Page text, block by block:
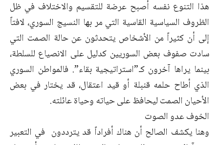
هذا التنوع نفسه أصبح عرضة للتقسيم والاختلاف في ظل
الظروف السياسية القاسية التي مر بها النسيج السوري، لافتاً
إلى أن كثيراً من الأشخاص يتحدثون عن حالة الصمت التي
سادت صفوف بعض السوريين كدليل على الانصياع للسلطة،
بينما يراها آخرون كـ”استراتيجية بقاء”. فالمواطن السوري
الذي أطاح حلمه قنبلة أو قيد اعتقال، قد يختار في بعض
الأحيان الصمت ليحافظ على حياته وحياة عائلته.
الخوف عدو الصوت
وهنا يكشف الصالح أن هناك أفراداً قد يترددون في التعبير